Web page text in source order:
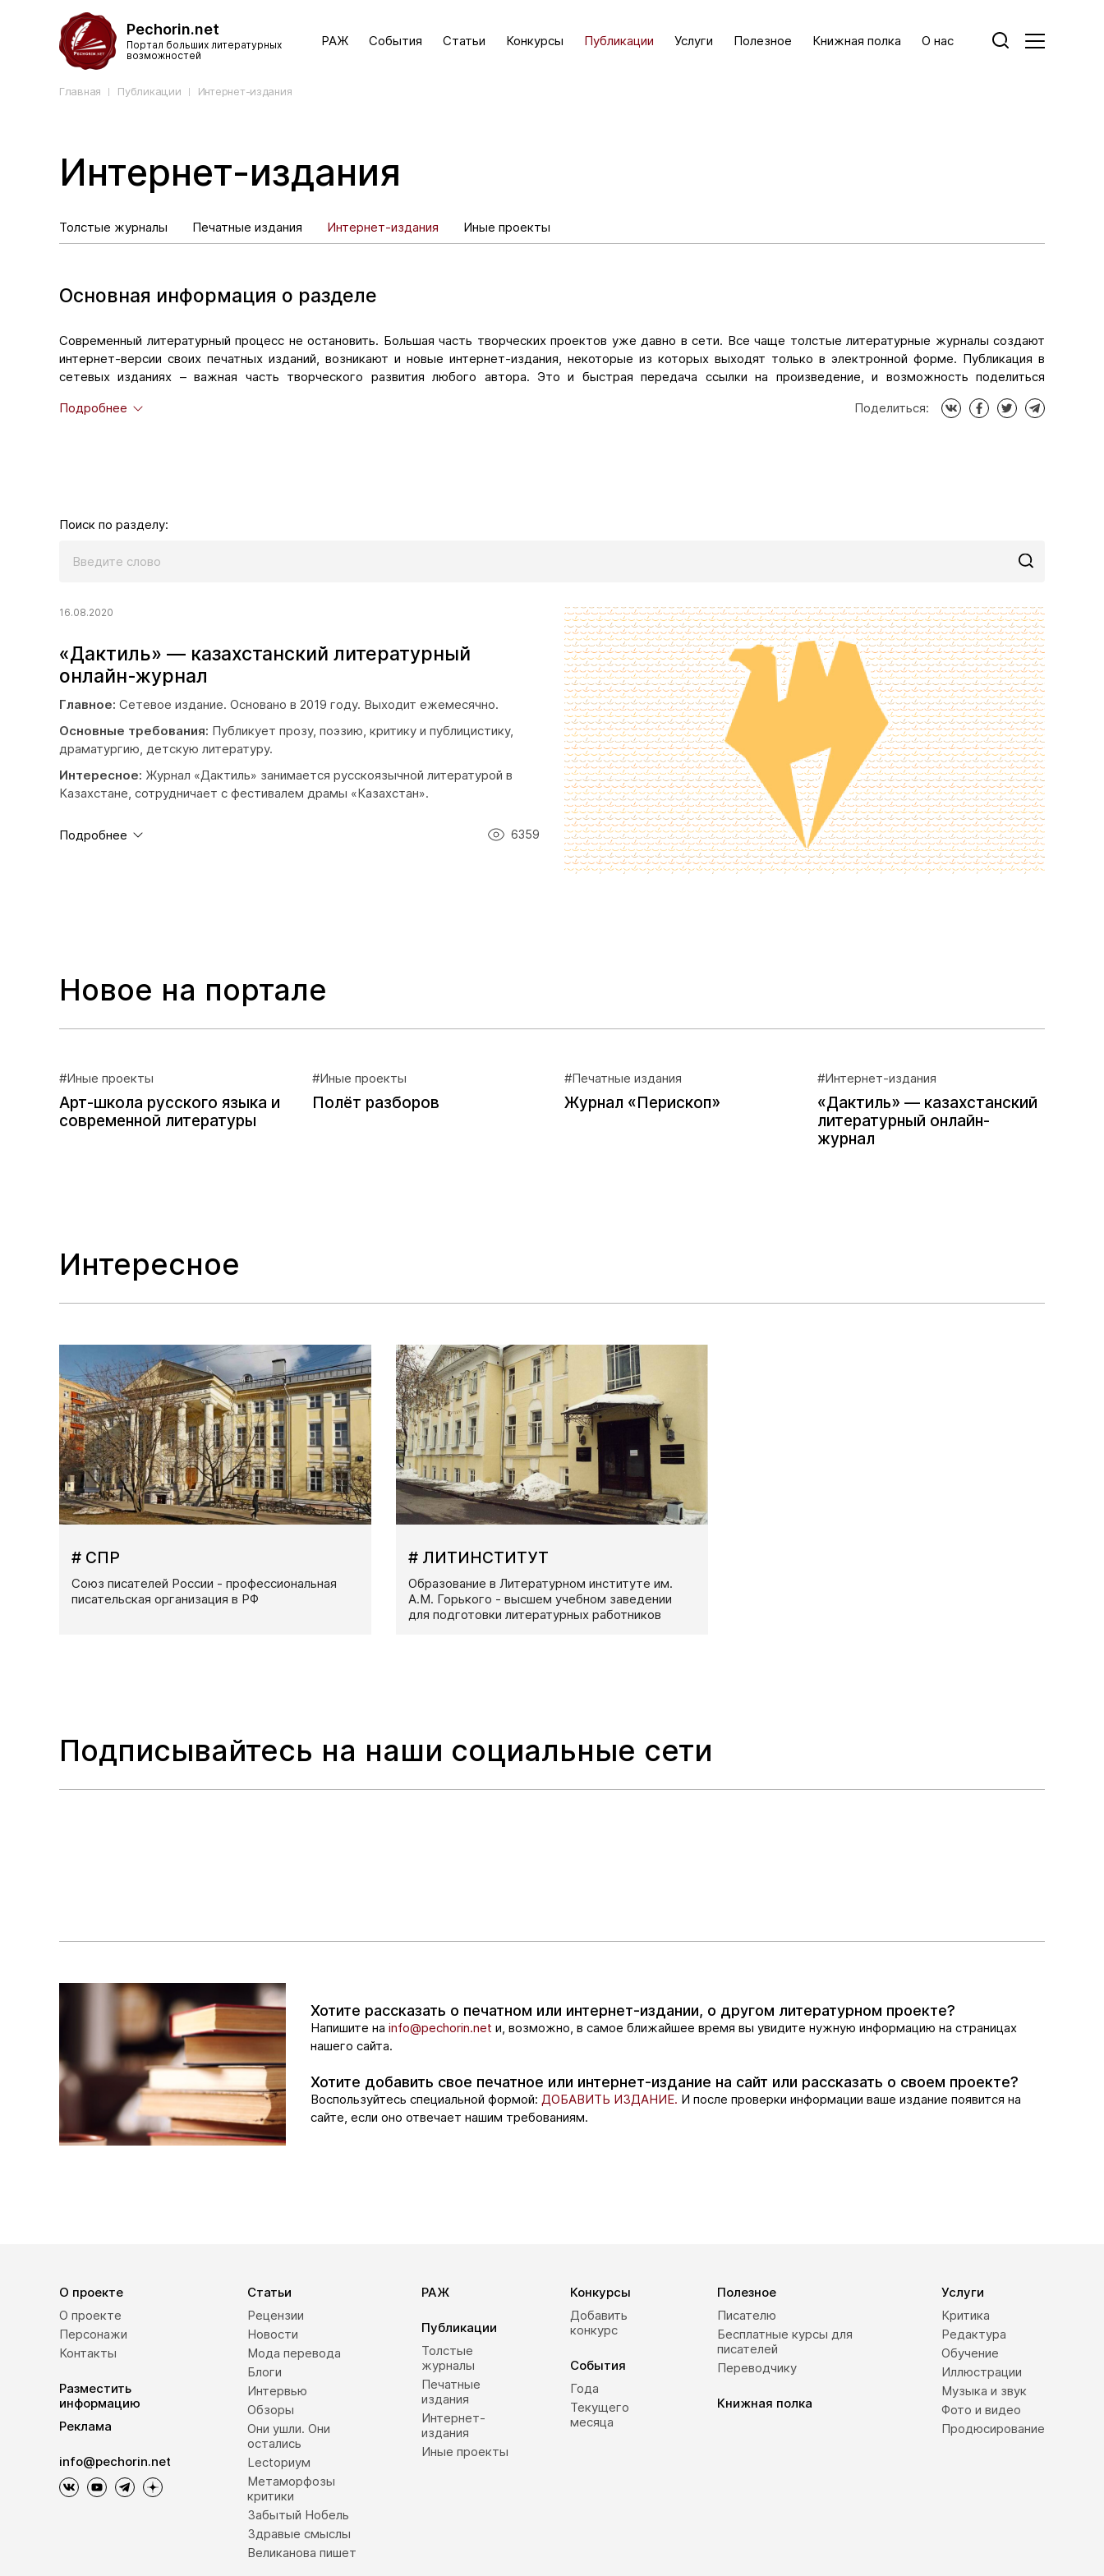
Pechorin.net
Портал больших литературных
возможностей
РАЖ События Статьи Конкурсы Публикации Услуги Полезное Книжная полка О нас
Главная Публикации Интернет-издания
Интернет-издания
Толстые журналы Печатные издания Интернет-издания Иные проекты
Основная информация о разделе
Современный литературный процесс не остановить. Большая часть творческих проектов уже давно в сети. Все чаще толстые литературные журналы создают
интернет-версии своих печатных изданий, возникают и новые интернет-издания, некоторые из которых выходят только в электронной форме. Публикация в
сетевых изданиях – важная часть творческого развития любого автора. Это и быстрая передача ссылки на произведение, и возможность поделиться
творчеством с друзьями и читателями, и дополнение текста фото- и видеоконтентом, музыкой и голосом, и многое другое. Также интернет-издания имеют
значительный читательский охват.
Подробнее Поделиться:
Поиск по разделу:
16.08.2020
«Дактиль» — казахстанский литературный
онлайн-журнал
Главное: Сетевое издание. Основано в 2019 году. Выходит ежемесячно.
Основные требования: Публикует прозу, поэзию, критику и публицистику,
драматургию, детскую литературу.
Интересное: Журнал «Дактиль» занимается русскоязычной литературой в
Казахстане, сотрудничает с фестивалем драмы «Казахстан».
Подробнее 6359
Новое на портале
#Иные проекты
Арт-школа русского языка и
современной литературы
#Иные проекты
Полёт разборов
#Печатные издания
Журнал «Перископ»
#Интернет-издания
«Дактиль» — казахстанский
литературный онлайн-
журнал
Интересное
# СПР
Союз писателей России - профессиональная
писательская организация в РФ
# ЛИТИНСТИТУТ
Образование в Литературном институте им.
А.М. Горького - высшем учебном заведении
для подготовки литературных работников
Подписывайтесь на наши социальные сети
Хотите рассказать о печатном или интернет-издании, о другом литературном проекте?
Напишите на info@pechorin.net и, возможно, в самое ближайшее время вы увидите нужную информацию на страницах
нашего сайта.
Хотите добавить свое печатное или интернет-издание на сайт или рассказать о своем проекте?
Воспользуйтесь специальной формой: ДОБАВИТЬ ИЗДАНИЕ. И после проверки информации ваше издание появится на
сайте, если оно отвечает нашим требованиям.
О проекте
О проекте
Персонажи
Контакты
Разместить
информацию
Реклама
info@pechorin.net
Статьи
Рецензии
Новости
Мода перевода
Блоги
Интервью
Обзоры
Они ушли. Они
остались
Lectoриум
Метаморфозы
критики
Забытый Нобель
Здравые смыслы
Великанова пишет
РАЖ
Публикации
Толстые
журналы
Печатные
издания
Интернет-
издания
Иные проекты
Конкурсы
Добавить
конкурс
События
Года
Текущего
месяца
Полезное
Писателю
Бесплатные курсы для
писателей
Переводчику
Книжная полка
Услуги
Критика
Редактура
Обучение
Иллюстрации
Музыка и звук
Фото и видео
Продюсирование